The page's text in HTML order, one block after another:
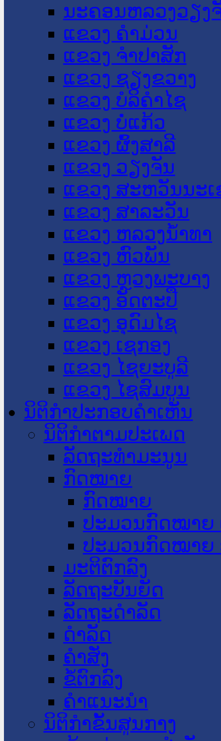
ນະ​ຄອນ​ຫລວງວຽງ
ແຂວງ ຄໍາມ່ວນ
ແຂວງ ຈໍາປາສັກ
ແຂວງ ຊຽງຂວາງ
ແຂວງ ບໍລິຄໍາໄຊ
ແຂວງ ບໍ່ແກ້ວ
ແຂວງ ຜົ້ງສາລີ
ແຂວງ ວຽງຈັນ
ແຂວງ ສະຫວັນນະ
ແຂວງ ສາລະວັນ
ແຂວງ ຫລວງນໍ້າທາ
ແຂວງ ຫົວພັນ
ແຂວງ ຫຼວງພະບາງ
ແຂວງ ອັດຕະປື
ແຂວງ ອຸດົມໄຊ
ແຂວງ ເຊກອງ
ແຂວງ ໄຊຍະບູລີ
ແຂວງ ໄຊສົມບູນ
ນິຕິກໍາປະກອບຄໍາເຫັນ
ນິຕິກໍາຕາມປະເພດ
ລັດຖະທໍາມະນູນ
ກົດໝາຍ
ກົດໝາຍ
ປະມວນກົດໝາຍ
ປະມວນກົດໝາຍ
ມະຕິຕົກລົງ
ລັດຖະບັນຍັດ
ລັດຖະດໍາລັດ
ດໍາລັດ
ຄໍາສັ່ງ
ຂໍ້ຕົກລົງ
ຄໍາແນະນໍາ
ນິຕິກຳຂັ້ນສູນກາງ